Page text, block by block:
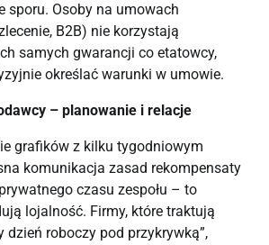
sporu. Osoby na umowach
B2B) nie korzystają
samych gwarancji co etatowcy,
określać warunki w umowie.
– planowanie i relacje
grafików z kilku tygodniowym
komunikacja zasad rekompensaty
czasu zespołu – to
lojalność. Firmy, które traktują
dzień roboczy pod przykrywką”,